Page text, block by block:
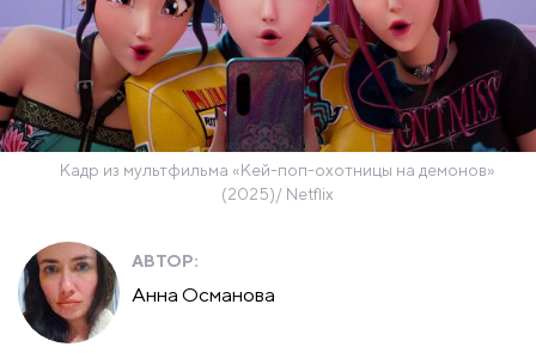
Кадр из мультфильма «Кей-поп-охотницы на демонов»
(2025)/ Netflix
АВТОР:
Анна Османова